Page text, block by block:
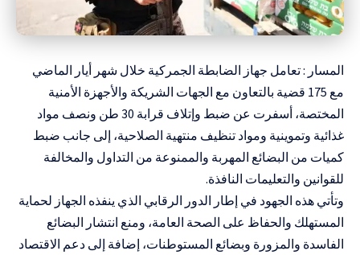
المسار : تعامل جهاز الضابطة الجمركية خلال شهر أيار الماضي
مع 175 قضية بالتعاون مع الجهات الشريكة والأجهزة الأمنية
المختصة، أسفرت عن ضبط وإتلاف قرابة 30 طن ونصف مواد
غذائية وتموينية ومواد تنظيف منتهية الصلاحية، إلى جانب ضبط
كميات من البضائع المهربة والممنوعة من التداول والمخالفة
للقوانين والتعليمات النافذة.
وتأتي هذه الجهود في إطار الدور الرقابي الذي ينفذه الجهاز لحماية
المستهلك والحفاظ على الصحة العامة، ومنع انتشار البضائع
الفاسدة والمزورة وبضائع المستوطنات، إضافة إلى دعم الاقتصاد